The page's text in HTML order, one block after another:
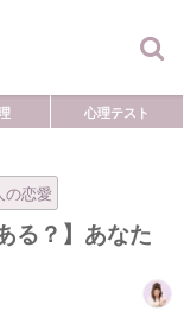
心理テスト
の恋愛
る？】あなた